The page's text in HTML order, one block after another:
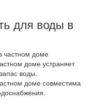
для воды в
доме устраняет
воды.
доме совместима